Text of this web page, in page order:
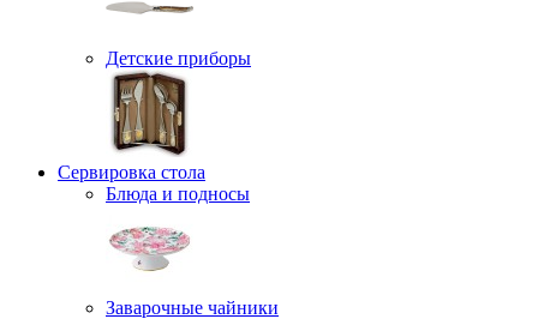
Детские приборы
Сервировка стола
Блюда и подносы
Заварочные чайники